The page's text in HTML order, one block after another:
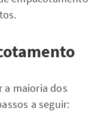
a maioria dos
a seguir: